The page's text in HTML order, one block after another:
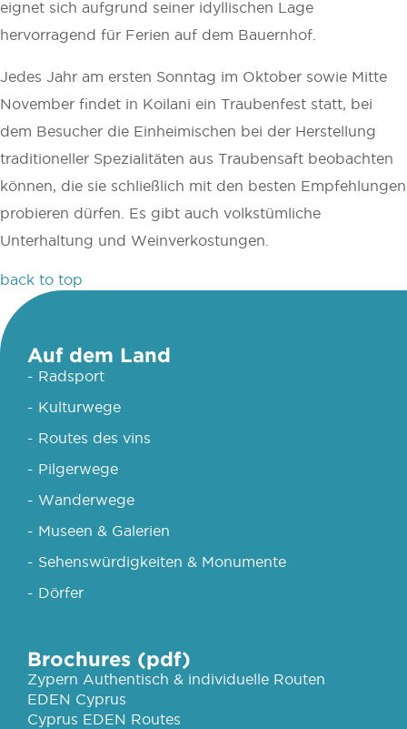
eignet sich aufgrund seiner idyllischen Lage
hervorragend für Ferien auf dem Bauernhof.
Jedes Jahr am ersten Sonntag im Oktober sowie Mitte
November findet in Koilani ein Traubenfest statt, bei
dem Besucher die Einheimischen bei der Herstellung
traditioneller Spezialitäten aus Traubensaft beobachten
können, die sie schließlich mit den besten Empfehlungen
probieren dürfen. Es gibt auch volkstümliche
Unterhaltung und Weinverkostungen.
back to top
Auf dem Land
- Radsport
- Kulturwege
- Routes des vins
- Pilgerwege
- Wanderwege
- Museen & Galerien
- Sehenswürdigkeiten & Monumente
- Dörfer
Brochures (pdf)
Zypern Authentisch & individuelle Routen
EDEN Cyprus
Cyprus EDEN Routes